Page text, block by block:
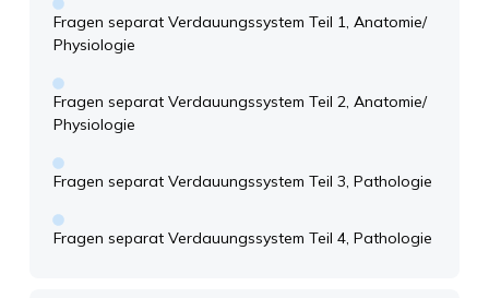
Fragen separat Verdauungssystem Teil 1, Anatomie/
Physiologie
Fragen separat Verdauungssystem Teil 2, Anatomie/
Physiologie
Fragen separat Verdauungssystem Teil 3, Pathologie
Fragen separat Verdauungssystem Teil 4, Pathologie